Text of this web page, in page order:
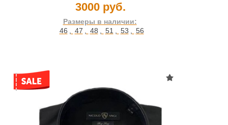
3000 руб.
Размеры в наличии:
46 , 47 , 48 , 51 , 53 , 56